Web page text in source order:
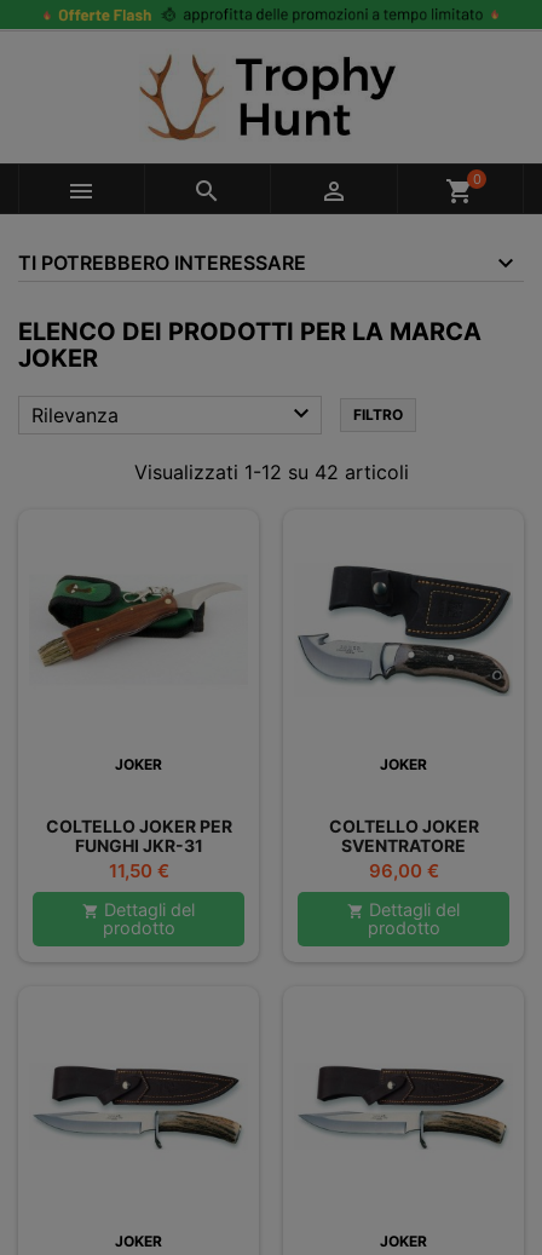
   shopping_cart0
TI POTREBBERO INTERESSARE
ELENCO DEI PRODOTTI PER LA MARCA
JOKER
Rilevanza  FILTRO
Visualizzati 1-12 su 42 articoli
JOKER
COLTELLO JOKER PER
FUNGHI JKR-31
Prezzo
11,50 €
 Dettagli del
prodotto
JOKER
COLTELLO JOKER
SVENTRATORE
SCUOIATORE
Prezzo
96,00 €
 Dettagli del
prodotto
JOKER JOKER